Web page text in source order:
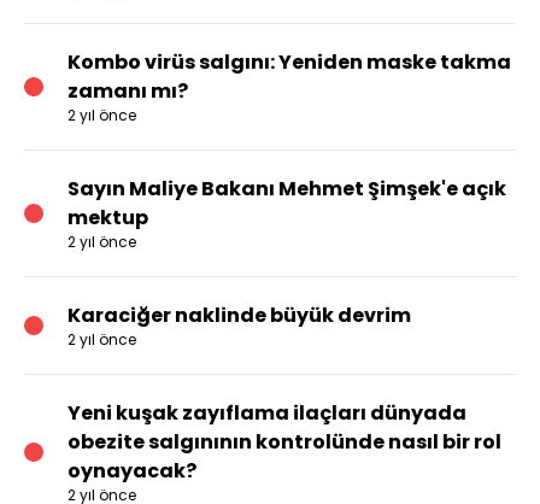
Kombo virüs salgını: Yeniden maske takma
zamanı mı?
2 yıl önce
Sayın Maliye Bakanı Mehmet Şimşek'e açık
mektup
2 yıl önce
Karaciğer naklinde büyük devrim
2 yıl önce
Yeni kuşak zayıflama ilaçları dünyada
obezite salgınının kontrolünde nasıl bir rol
oynayacak?
2 yıl önce